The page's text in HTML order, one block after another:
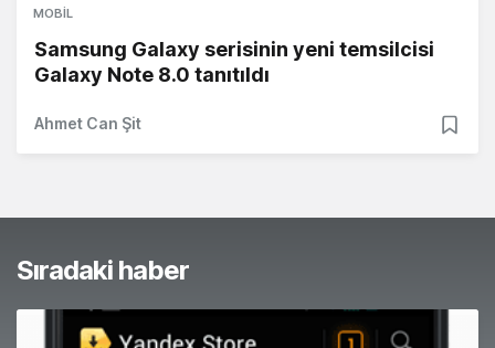
MOBIL
Samsung Galaxy serisinin yeni temsilcisi
Galaxy Note 8.0 tanıtıldı
Ahmet Can Şit
Sıradaki haber